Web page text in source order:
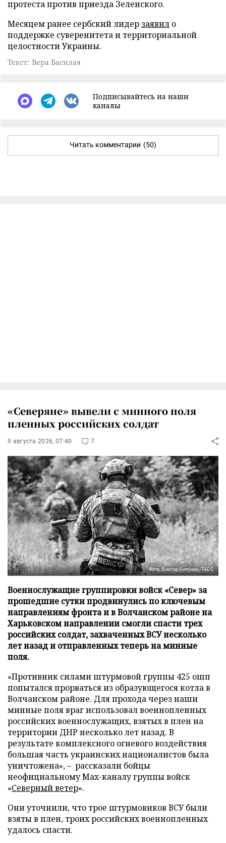
протеста против приезда Зеленского.
Месяцем ранее сербский лидер заявил о
поддержке суверенитета и территориальной
целостности Украины.
Текст: Вера Басилая
Подписывайтесь на наши
каналы
Читать комментарии (50)
«Северяне» вывели с минного поля
пленных российских солдат
9 августа 2026, 07:40 7
Фото: Виктор Антонюк/ТАСС
Военнослужащие группировки войск «Север» за
прошедшие сутки продвинулись по ключевым
направлениям фронта и в Волчанском районе на
Харьковском направлении смогли спасти трех
российских солдат, захваченных ВСУ несколько
лет назад и отправленных теперь на минные
поля.
«Противник силами штурмовой группы 425 ошп
попытался прорваться из образующегося котла в
Волчанском районе. Для прохода через наши
минные поля враг использовал военнопленных
российских военнослужащих, взятых в плен на
территории ДНР несколько лет назад. В
результате комплексного огневого воздействия
большая часть украинских националистов была
уничтожена», – рассказали бойцы
неофициальному Max-каналу группы войск
«Северный ветер».
Они уточнили, что трое штурмовиков ВСУ были
взяты в плен, троих российских военнопленных
удалось спасти.